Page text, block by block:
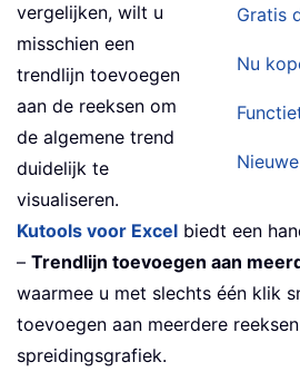
Gratis
Nu
vergelijken, wilt u
misschien een
trendlijn toevoegen
aan de reeksen om
de algemene trend
duidelijk te
visualiseren.
Kutools voor Excel biedt een
– Trendlijn toevoegen aan
waarmee u met slechts één klik
toevoegen aan meerdere
spreidingsgrafiek.